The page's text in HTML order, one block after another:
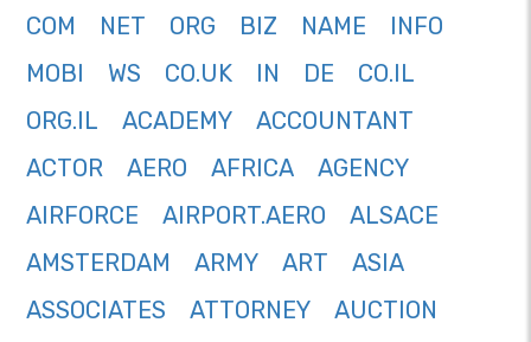
COM NET ORG BIZ NAME
INFO
MOBI
WS CO.UK IN DE
CO.IL
ORG.IL
ACADEMY
ACCOUNTANT
ACTOR
AERO AFRICA
AGENCY
AIRFORCE
AIRPORT.AERO
ALSACE
AMSTERDAM
ARMY ART
ASIA
ASSOCIATES
ATTORNEY
AUCTION